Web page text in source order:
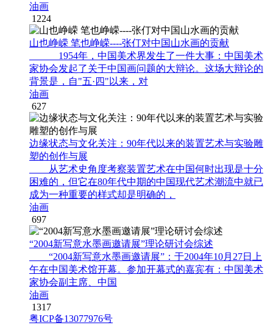
油画
1224
山也峥嵘 笔也峥嵘----张仃对中国山水画的贡献
1954年，中国美术界发生了一件大事：中国美术
家协会发起了关于中国画问题的大辩论。这场大辩论的
背景是，自"五·四"以来，对
油画
627
边缘状态与文化关注：90年代以来的装置艺术与实验雕
塑的创作与展
从艺术史角度考察装置艺术在中国何时出现是十分
困难的，但它在80年代中期的中国现代艺术潮流中就已
成为一种重要的样式却是明确的，
油画
697
“2004新写意水墨画邀请展”理论研讨会综述
“2004新写意水墨画邀请展”：于2004年10月27日上
午在中国美术馆开幕。参加开幕式的嘉宾有：中国美术
家协会副主席、中国
油画
1317
粤ICP备13077976号